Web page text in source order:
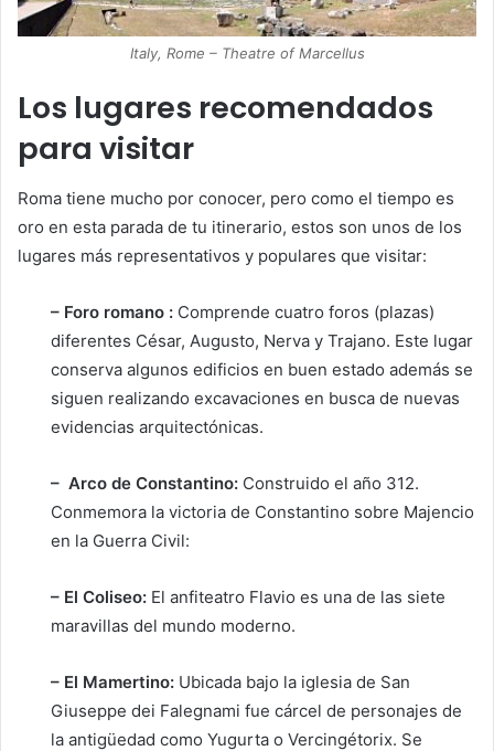
Italy, Rome – Theatre of Marcellus
Los lugares recomendados
para visitar
Roma tiene mucho por conocer, pero como el tiempo es
oro en esta parada de tu itinerario, estos son unos de los
lugares más representativos y populares que visitar:
– Foro romano : Comprende cuatro foros (plazas)
diferentes César, Augusto, Nerva y Trajano. Este lugar
conserva algunos edificios en buen estado además se
siguen realizando excavaciones en busca de nuevas
evidencias arquitectónicas.
– Arco de Constantino: Construido el año 312.
Conmemora la victoria de Constantino sobre Majencio
en la Guerra Civil:
– El Coliseo: El anfiteatro Flavio es una de las siete
maravillas del mundo moderno.
– El Mamertino: Ubicada bajo la iglesia de San
Giuseppe dei Falegnami fue cárcel de personajes de
la antigüedad como Yugurta o Vercingétorix. Se